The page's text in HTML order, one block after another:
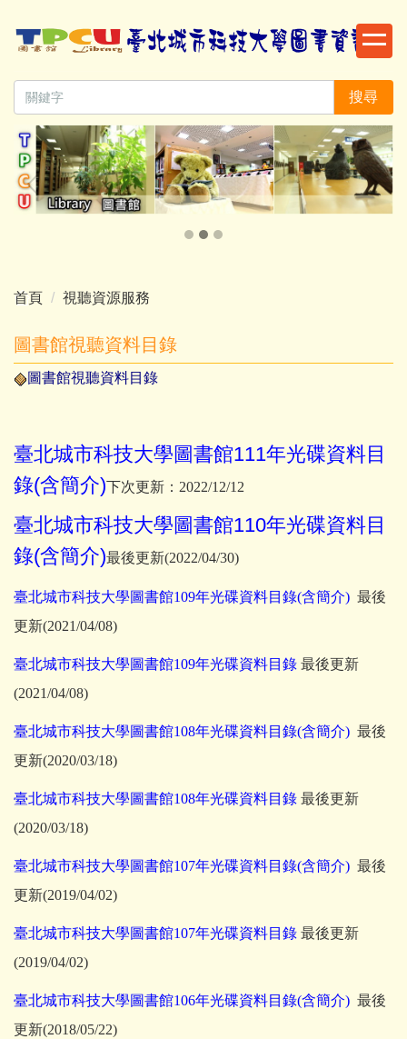
到
要
區
搜尋
首頁 視聽資源服務
圖書館視聽資料目錄
圖書館視聽資料目錄
臺北城市科技大學圖書館111年光碟資料目
錄(含簡介)下次更新：2022/12/12
臺北城市科技大學圖書館110年光碟資料目
錄(含簡介)最後更新(2022/04/30)
臺北城市科技大學圖書館109年光碟資料目錄(含簡介) 最後
更新(2021/04/08)
臺北城市科技大學圖書館109年光碟資料目錄 最後更新
(2021/04/08)
臺北城市科技大學圖書館108年光碟資料目錄(含簡介) 最後
更新(2020/03/18)
臺北城市科技大學圖書館108年光碟資料目錄 最後更新
(2020/03/18)
臺北城市科技大學圖書館107年光碟資料目錄(含簡介) 最後
更新(2019/04/02)
臺北城市科技大學圖書館107年光碟資料目錄 最後更新
(2019/04/02)
臺北城市科技大學圖書館106年光碟資料目錄(含簡介) 最後
更新(2018/05/22)